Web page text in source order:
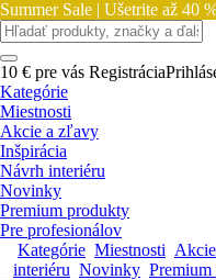
Summer Sale | Ušetrite až 40
10 € pre vás Registrácia
Kategórie
Miestnosti
Akcie a zľavy
Inšpirácia
Návrh interiéru
Novinky
Premium produkty
Pre profesionálov
Kategórie Miestnosti
interiéru Novinky